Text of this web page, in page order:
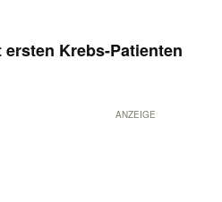
Krebs-Patienten
ANZEIGE